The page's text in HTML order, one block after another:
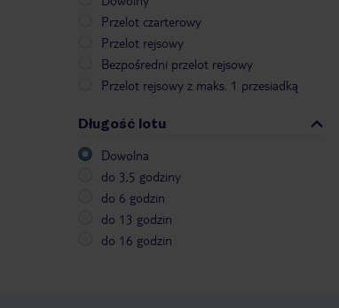
Przelot czarterowy
Przelot rejsowy
Bezpośredni przelot rejsowy
Przelot rejsowy z maks. 1 przesiadką
Długość lotu
Dowolna
do 3,5 godziny
do 6 godzin
do 13 godzin
do 16 godzin